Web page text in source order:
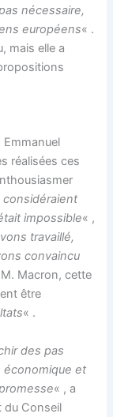
nécessaire,
européens« .
mais elle a
Emmanuel
réalisées ces
considéraient
impossible« ,
travaillé,
convaincu
Macron, cette
être
« .
des pas
économique et
« , a
du Conseil